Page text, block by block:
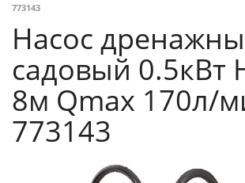
773143
Насос
садовый 0.5кВт
8м Qmax 170л/
773143